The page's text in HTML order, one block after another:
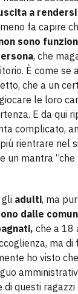
a
fa capire
sono
, che
È come se
che a un
le loro
E da qui
complicato,
rientrare nel
un mantra
adulti, ma
dalle
che a 18
ma
ho visto
questi ragazzi